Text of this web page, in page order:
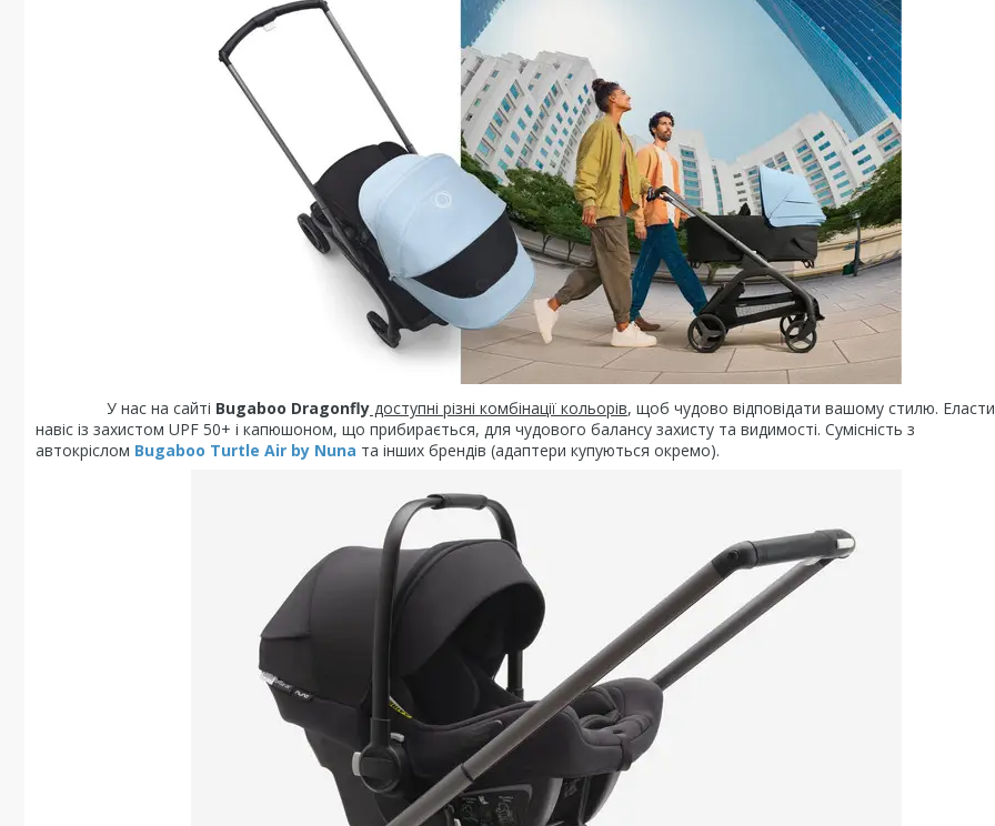
У нас на сайті Bugaboo Dragonfly доступні різні комбінації кольорів, щоб чудово відповідати вашому стилю.
навіс із захистом UPF 50+ і капюшоном, що прибирається, для чудового балансу захисту та видимості. Сумісність з
автокріслом Bugaboo Turtle Air by Nuna та інших брендів (адаптери купуються окремо).